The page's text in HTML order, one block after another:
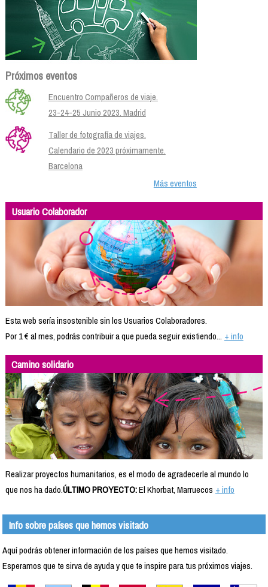
Próximos eventos
Encuentro Compañeros de viaje.
23-24-25 Junio 2023. Madrid
Taller de fotografía de viajes.
Calendario de 2023 próximamente.
Barcelona
Más eventos
Usuario Colaborador
Esta web sería insostenible sin los Usuarios Colaboradores.
Por 1 € al mes, podrás contribuir a que pueda seguir existiendo... + info
Camino solidario
Realizar proyectos humanitarios, es el modo de agradecerle al mundo lo
que nos ha dado.ÚLTIMO PROYECTO:El Khorbat, Marruecos + info
Info sobre países que hemos visitado
Aquí podrás obtener información de los países que hemos visitado.
Esperamos que te sirva de ayuda y que te inspire para tus próximos viajes.